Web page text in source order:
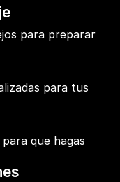
para preparar
para tus
que hagas